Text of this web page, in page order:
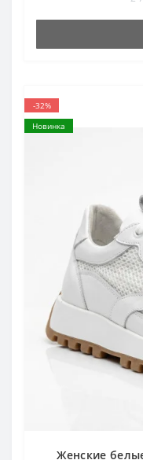
-32%
Новинка
Женские